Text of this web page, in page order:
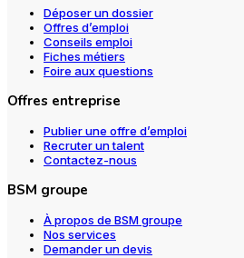
Déposer un dossier
Offres d’emploi
Conseils emploi
Fiches métiers
Foire aux questions
Offres entreprise
Publier une offre d’emploi
Recruter un talent
Contactez-nous
BSM groupe
À propos de BSM groupe
Nos services
Demander un devis